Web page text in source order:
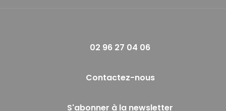
02 96 27 04 06
Contactez-nous
S'abonner à la newsletter